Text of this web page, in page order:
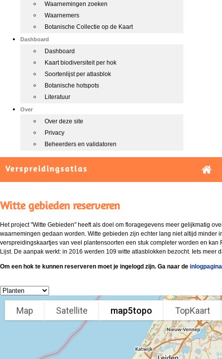
Waarnemingen zoeken
Waarnemers
Botanische Collectie op de Kaart
Dashboard
Dashboard
Kaart biodiversiteit per hok
Soortenlijst per atlasblok
Botanische hotspots
Literatuur
Over
Over deze site
Privacy
Beheerders en validatoren
Verspreidingsatlas
Witte gebieden reserveren
Het project "Witte Gebieden" heeft als doel om floragegevens meer gelijkmatig
waarnemingen gedaan worden. Witte gebieden zijn echter lang niet altijd
verspreidingskaartjes van veel plantensoorten een stuk completer worden en
Lijst. De aanpak werkt: in 2016 werden 109 witte atlasblokken bezocht. Iets
Om een hok te kunnen reserveren moet je ingelogd zijn. Ga naar de inlogpagina
Map Satellite map5topo TopKaart